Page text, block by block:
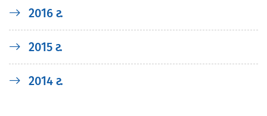
2016 г.
2015 г.
2014 г.